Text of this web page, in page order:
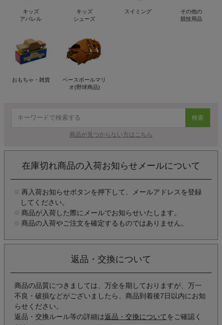
キッズ
アパレル
キッズ
シューズ
スイミング
その他の
競技用品
おもちゃ・雑貨
ベースボールマリ
オ(野球商品)
検索
商品が見つからない方はこちら
在庫切れ商品の入荷お知らせメールについて
再入荷お知らせボタンを押下して、メールアドレスを登録
してください。
商品が入荷した際にメールでお知らせいたします。
商品の入荷やご注文を確定するものではありません。
返品・交換について
商品の品質につきましては、万全を期しておりますが、万一
不良・破損などがございましたら、商品到着後7日以内にお知
らせください。
返品・交換ルール等の詳細は返品・交換について をご確認く